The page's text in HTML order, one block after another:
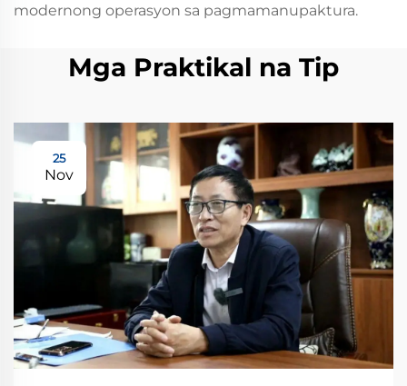
modernong operasyon sa pagmamanupaktura.
Mga Praktikal na Tip
25
Nov